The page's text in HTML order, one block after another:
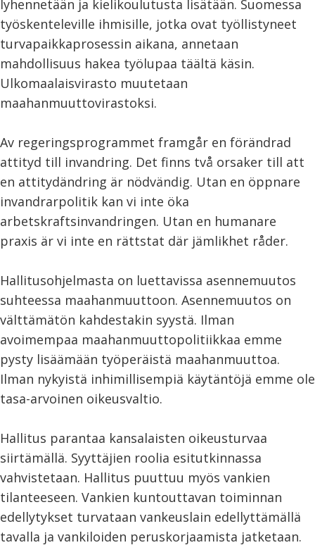
lyhennetään ja kielikoulutusta lisätään. Suomessa
työskenteleville ihmisille, jotka ovat työllistyneet
turvapaikkaprosessin aikana, annetaan
mahdollisuus hakea työlupaa täältä käsin.
Ulkomaalaisvirasto muutetaan
maahanmuuttovirastoksi.
Av regeringsprogrammet framgår en förändrad
attityd till invandring. Det finns två orsaker till att
en attitydändring är nödvändig. Utan en öppnare
invandrarpolitik kan vi inte öka
arbetskraftsinvandringen. Utan en humanare
praxis är vi inte en rättstat där jämlikhet råder.
Hallitusohjelmasta on luettavissa asennemuutos
suhteessa maahanmuuttoon. Asennemuutos on
välttämätön kahdestakin syystä. Ilman
avoimempaa maahanmuuttopolitiikkaa emme
pysty lisäämään työperäistä maahanmuuttoa.
Ilman nykyistä inhimillisempiä käytäntöjä emme ole
tasa-arvoinen oikeusvaltio.
Hallitus parantaa kansalaisten oikeusturvaa
siirtämällä. Syyttäjien roolia esitutkinnassa
vahvistetaan. Hallitus puuttuu myös vankien
tilanteeseen. Vankien kuntouttavan toiminnan
edellytykset turvataan vankeuslain edellyttämällä
tavalla ja vankiloiden peruskorjaamista jatketaan.